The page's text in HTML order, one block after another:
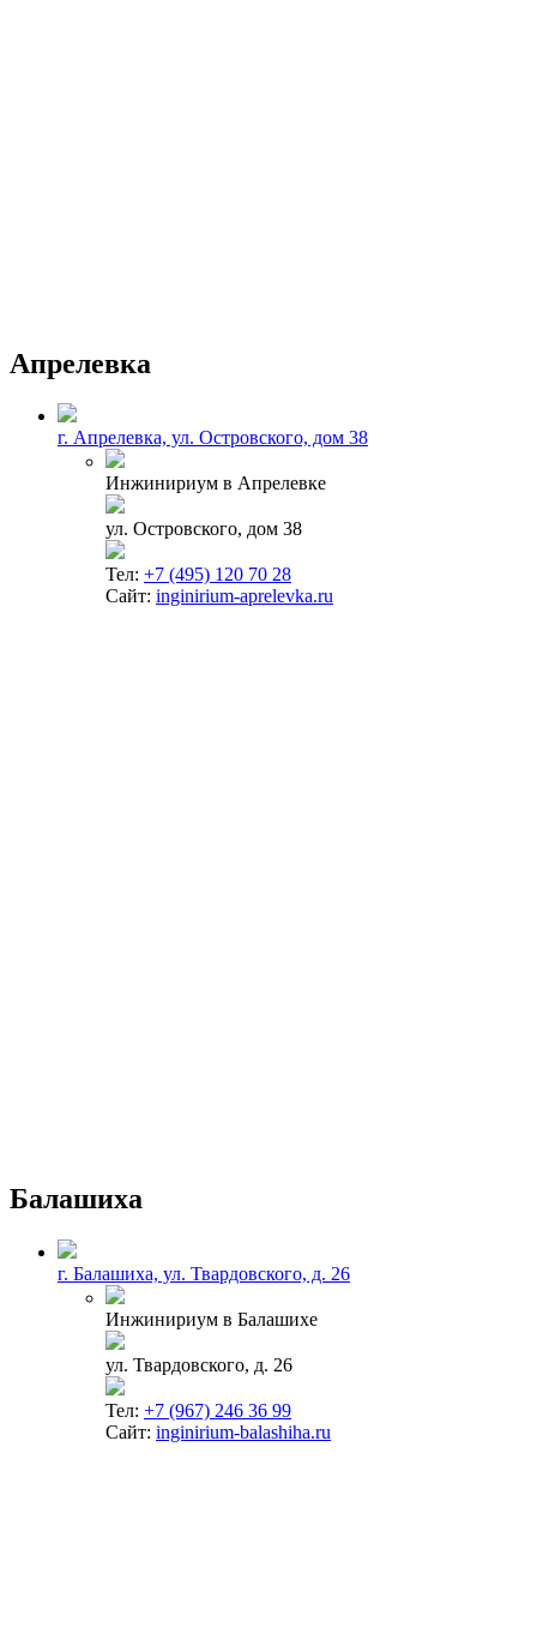
Апрелевка
г. Апрелевка, ул. Островского, дом 38
Инжинириум в Апрелевке
ул. Островского, дом 38
Тел: +7 (495) 120 70 28
Сайт: inginirium-aprelevka.ru
Балашиха
г. Балашиха, ул. Твардовского, д. 26
Инжинириум в Балашихе
ул. Твардовского, д. 26
Тел: +7 (967) 246 36 99
Сайт: inginirium-balashiha.ru